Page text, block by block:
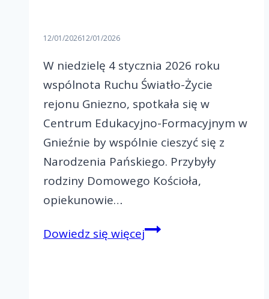
12/01/202612/01/2026
W niedzielę 4 stycznia 2026 roku
wspólnota Ruchu Światło-Życie
rejonu Gniezno, spotkała się w
Centrum Edukacyjno-Formacyjnym w
Gnieźnie by wspólnie cieszyć się z
Narodzenia Pańskiego. Przybyły
rodziny Domowego Kościoła,
opiekunowie…
Dowiedz się więcejSpotkanie